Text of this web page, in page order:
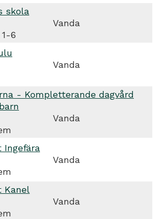
skola
Vanda
6
Vanda
- Kompletterande dagvård
Vanda
Ingefära
Vanda
Kanel
Vanda